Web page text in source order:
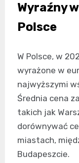
Wyraźny
Polsce
W Polsce, w
wyrażone w
najwyższymi
Średnia cena
takich jak
dorównywać
miastach,
Budapeszcie.